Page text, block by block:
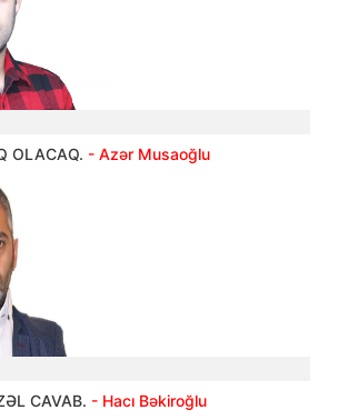
OLACAQ. - Azər Musaoğlu
CAVAB. - Hacı Bəkiroğlu